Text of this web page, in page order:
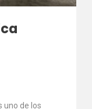
uno de los